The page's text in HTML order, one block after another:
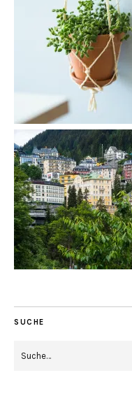
SUCHE